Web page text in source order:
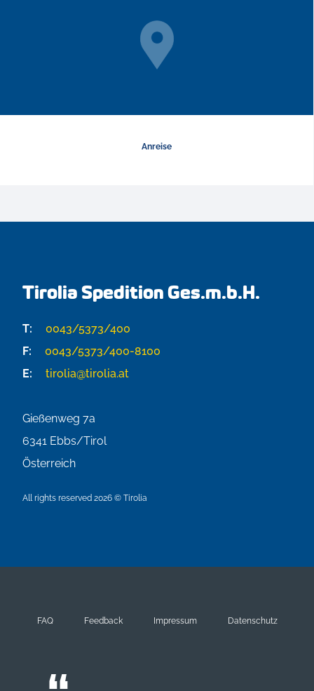
Anreise
Tirolia Spedition Ges.m.b.H.
T:
0043/5373/400
F:
0043/5373/400-8100
E:
tirolia@tirolia.at
Gießenweg 7a
6341 Ebbs/Tirol
Österreich
All rights reserved 2026 © Tirolia
FAQ Feedback Impressum Datenschutz